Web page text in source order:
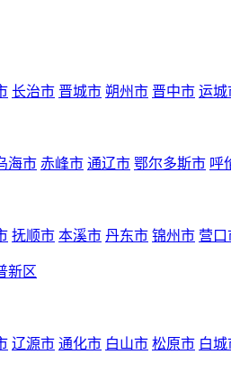
长治市 晋城市 朔州市 晋中市 运城
海市 赤峰市 通辽市 鄂尔多斯市 呼
抚顺市 本溪市 丹东市 锦州市 营口
新区
辽源市 通化市 白山市 松原市 白城